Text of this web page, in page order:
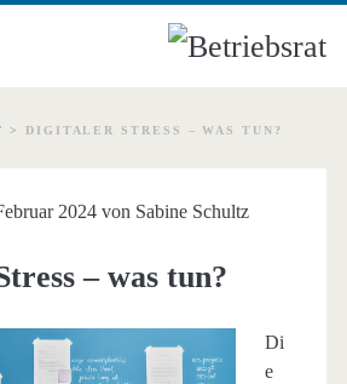
> DIGITALER STRESS – WAS TUN?
2024 von Sabine Schultz
– was tun?
Di
e